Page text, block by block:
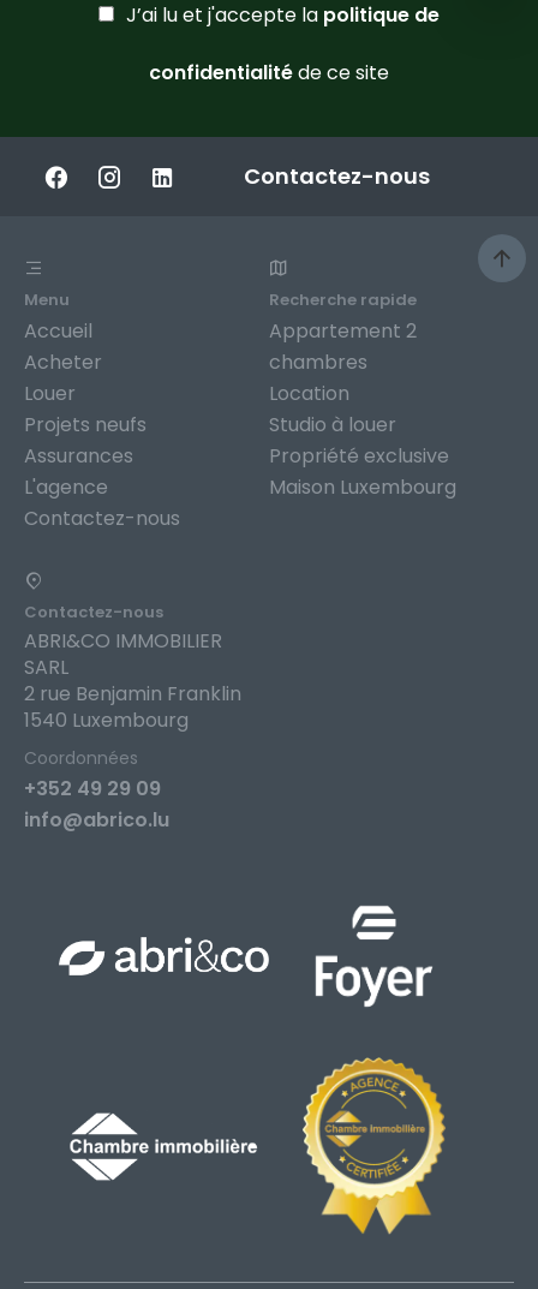
J’ai lu et j'accepte la politique de
confidentialitéde ce site
Contactez-nous
Menu
Accueil
Acheter
Louer
Projets neufs
Assurances
L'agence
Contactez-nous
Recherche rapide
Appartement 2
chambres
Location
Studio à louer
Propriété exclusive
Maison Luxembourg
Contactez-nous
ABRI&CO IMMOBILIER
SARL
2 rue Benjamin Franklin
1540 Luxembourg
Coordonnées
+352 49 29 09
info@abrico.lu